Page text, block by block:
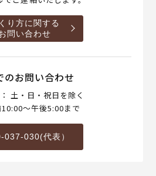
り方に関する
問い合わせ
のお問い合わせ
土・日・祝日を除く
～午後5:00まで
037-030(代表）